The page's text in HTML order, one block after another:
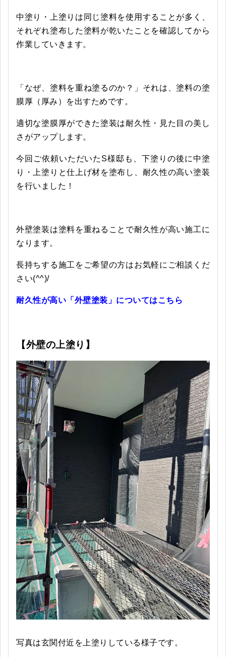
中塗り・上塗りは同じ塗料を使用することが多く、
それぞれ塗布した塗料が乾いたことを確認してから
作業していきます。
「なぜ、塗料を重ね塗るのか？」それは、塗料の塗
膜厚（厚み）を出すためです。
適切な塗膜厚ができた塗装は耐久性・見た目の美し
さがアップします。
今回ご依頼いただいたS様邸も、下塗りの後に中塗
り・上塗りと仕上げ材を塗布し、耐久性の高い塗装
を行いました！
外壁塗装は塗料を重ねることで耐久性が高い施工に
なります。
長持ちする施工をご希望の方はお気軽にご相談くだ
さい(^^)/
耐久性が高い「外壁塗装」についてはこちら
【外壁の上塗り】
写真は玄関付近を上塗りしている様子です。